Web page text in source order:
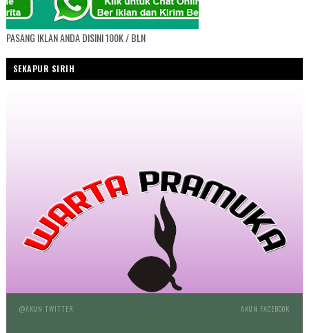
PASANG IKLAN ANDA DISINI 100K / BLN
SEKAPUR SIRIH
@AKUN TWITTER AKUN FACEBOOK